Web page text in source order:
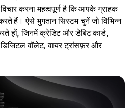
करना महत्वपूर्ण है कि आपके ग्राहक
हैं। ऐसे भुगतान सिस्टम चुनें जो विभिन्न
हों, जिनमें क्रेडिट और डेबिट कार्ड,
वॉलेट, वायर ट्रांसफ़र और